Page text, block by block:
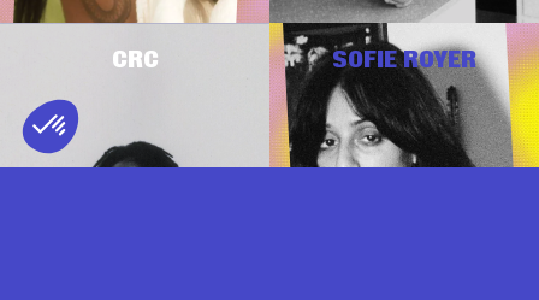
CRC SOFIE ROYER